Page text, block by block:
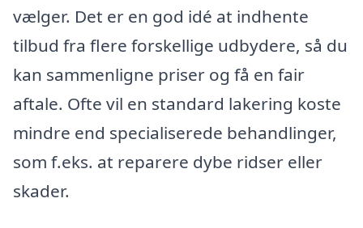
vælger. Det er en god idé at indhente
tilbud fra flere forskellige udbydere, så du
kan sammenligne priser og få en fair
aftale. Ofte vil en standard lakering koste
mindre end specialiserede behandlinger,
som f.eks. at reparere dybe ridser eller
skader.